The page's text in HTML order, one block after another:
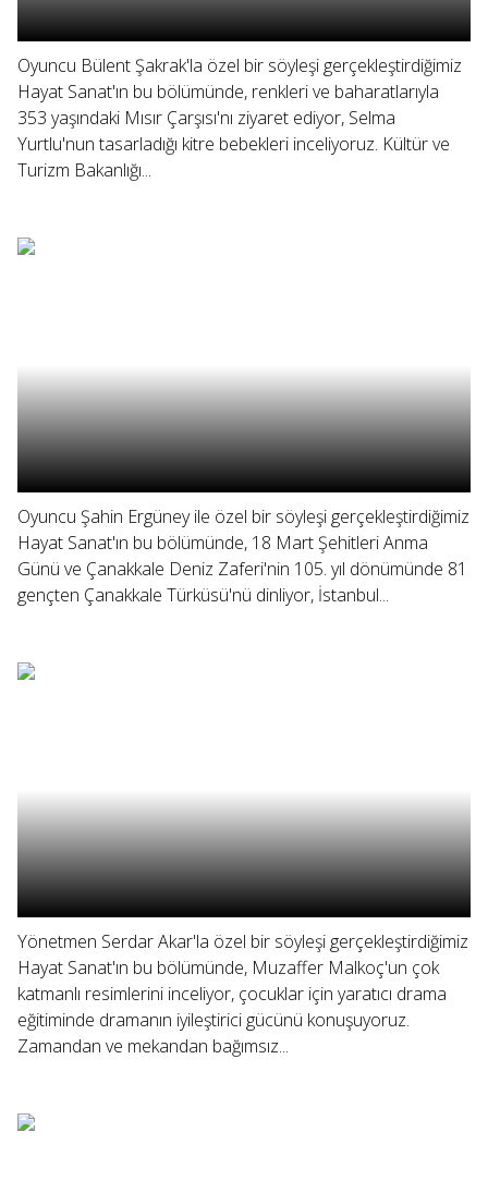
Oyuncu Bülent Şakrak'la özel bir söyleşi gerçekleştirdiğimiz
Hayat Sanat'ın bu bölümünde, renkleri ve baharatlarıyla
353 yaşındaki Mısır Çarşısı'nı ziyaret ediyor, Selma
Yurtlu'nun tasarladığı kitre bebekleri inceliyoruz. Kültür ve
Turizm Bakanlığı...
Oyuncu Şahin Ergüney ile özel bir söyleşi gerçekleştirdiğimiz
Hayat Sanat'ın bu bölümünde, 18 Mart Şehitleri Anma
Günü ve Çanakkale Deniz Zaferi'nin 105. yıl dönümünde 81
gençten Çanakkale Türküsü'nü dinliyor, İstanbul...
Yönetmen Serdar Akar'la özel bir söyleşi gerçekleştirdiğimiz
Hayat Sanat'ın bu bölümünde, Muzaffer Malkoç'un çok
katmanlı resimlerini inceliyor, çocuklar için yaratıcı drama
eğitiminde dramanın iyileştirici gücünü konuşuyoruz.
Zamandan ve mekandan bağımsız...